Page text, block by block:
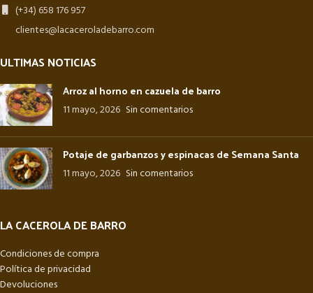
(+34) 658 176 957
clientes@lacaceroladebarro.com
ULTIMAS NOTICIAS
Arroz al horno en cazuela de barro
11 mayo, 2026 Sin comentarios
Potaje de garbanzos y espinacas de Semana Santa
11 mayo, 2026 Sin comentarios
LA CACEROLA DE BARRO
Condiciones de compra
Política de privacidad
Devoluciones